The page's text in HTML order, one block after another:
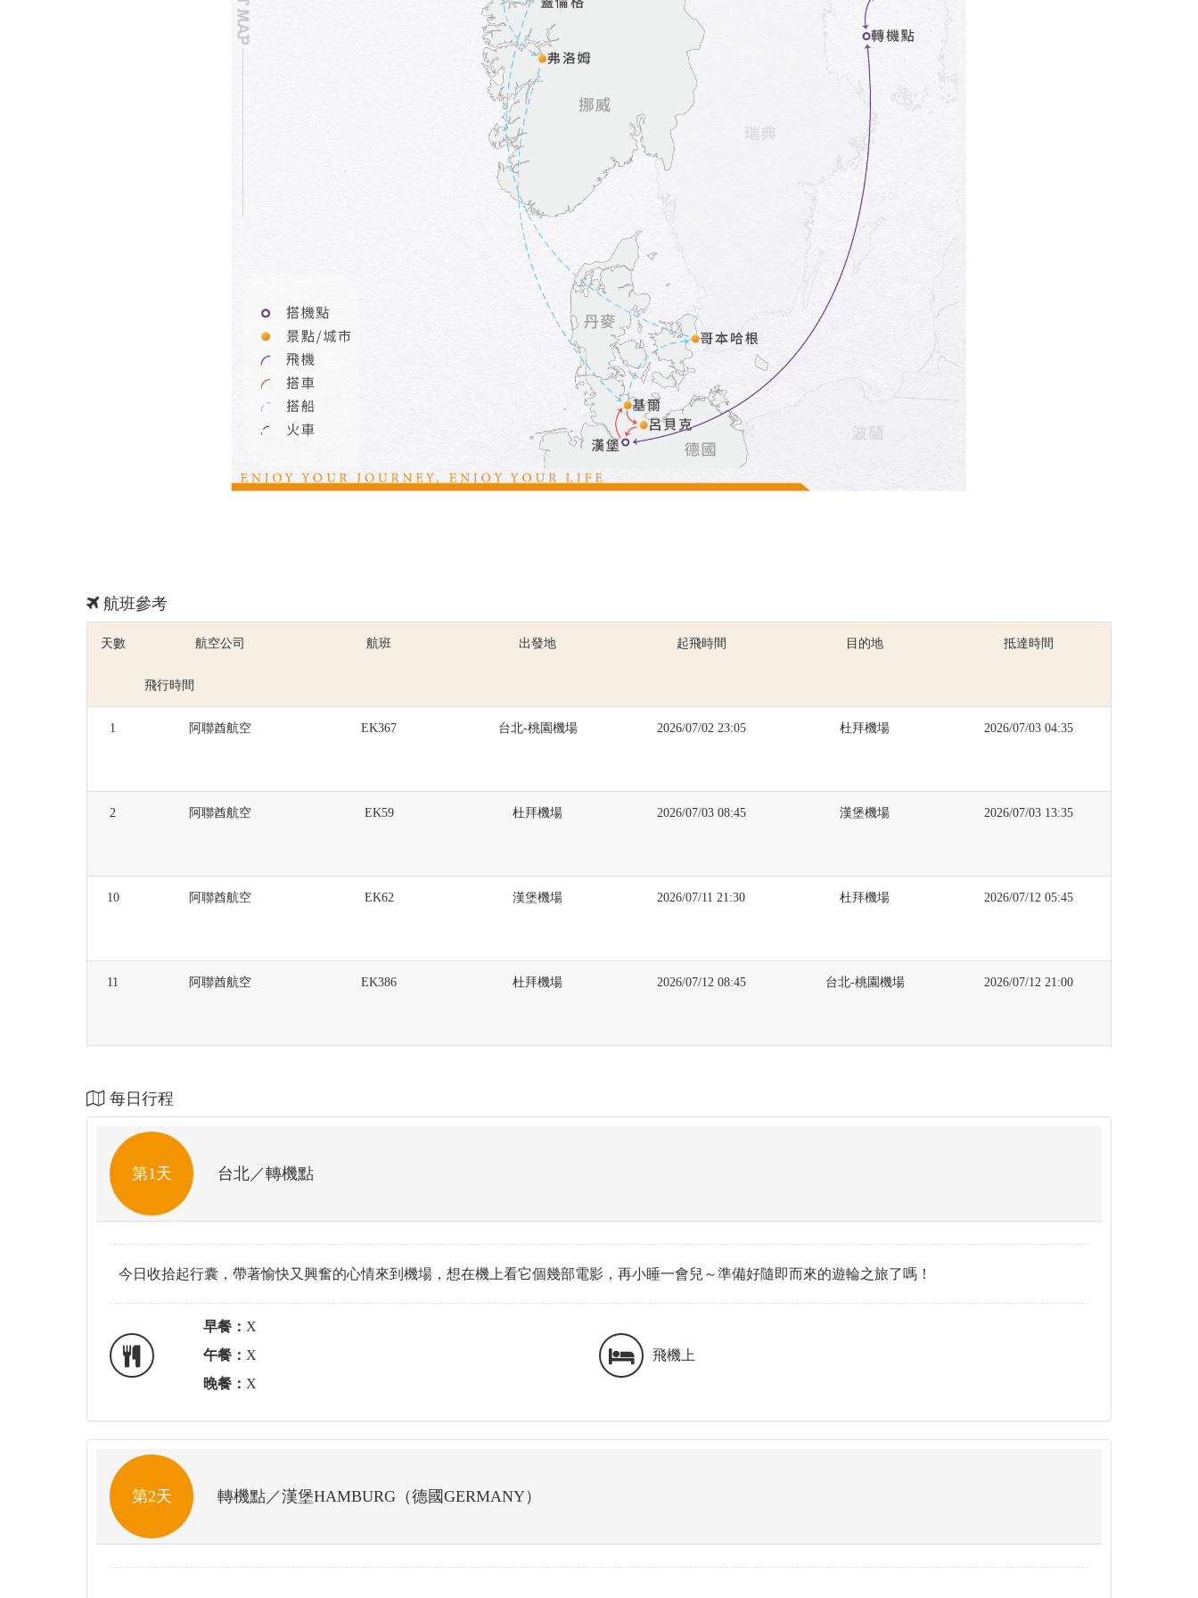
航班參考
天數 航空公司 航班 出發地 起飛時間 目的地 抵達時間
飛行時間
1 阿聯酋航空 EK367 台北-桃園機場 2026/07/02 23:05 杜拜機場 2026/07/03 04:35
2 阿聯酋航空 EK59 杜拜機場 2026/07/03 08:45 漢堡機場 2026/07/03 13:35
10 阿聯酋航空 EK62 漢堡機場 2026/07/11 21:30 杜拜機場 2026/07/12 05:45
11 阿聯酋航空 EK386 杜拜機場 2026/07/12 08:45 台北-桃園機場 2026/07/12 21:00
每日行程
第1天 台北／轉機點
今日收拾起行囊，帶著愉快又興奮的心情來到機場，想在機上看它個幾部電影，再小睡一會兒～準備好隨即而來的遊輪之旅了嗎！
早餐： X
午餐： X
晚餐： X
飛機上
第2天 轉機點／漢堡HAMBURG（德國GERMANY）